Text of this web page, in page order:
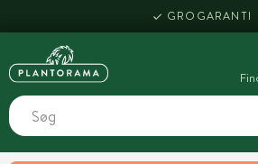
GROGARANTI